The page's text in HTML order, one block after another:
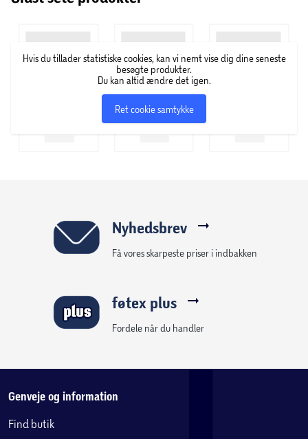
og boligtilbehør. Det er attraktive og ordentlige varer, med
en kvalitet, der hverken koster for lidt eller for meget.
Salling finder du kun på hylderne i Salling Groups
tilhørende supermarkeder.
Hvis du tillader statistiske cookies, kan vi nemt vise dig dine seneste
besøgte produkter.
Du kan altid ændre det igen.
Ret cookie samtykke
Nyhedsbrev
Få vores skarpeste priser i indbakken
føtex plus
Fordele når du handler
Genveje og information
Find butik